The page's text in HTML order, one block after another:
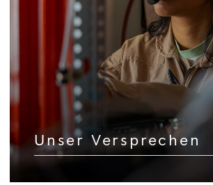
Unser Versprechen